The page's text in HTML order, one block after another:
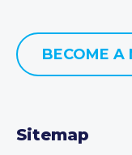
BECOME A
Sitemap